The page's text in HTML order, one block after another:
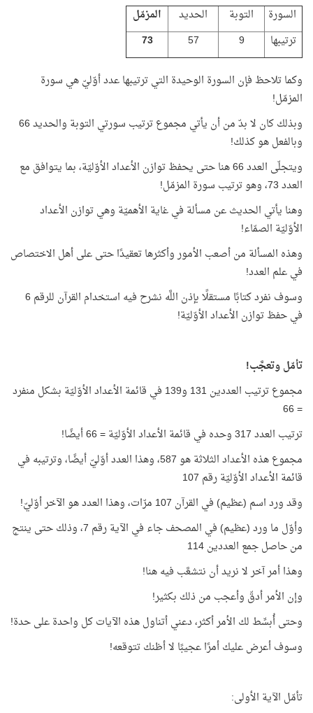
السورة
التوبة الحديد
المزمّل
ترتيبها
9
57
73
وكما تلاحظ فإن السورة الوحيدة التي ترتيبها عدد أوّليّ هي سورة
المزمّل!
وبذلك كان لا بدّ من أن يأتي مجموع ترتيب سورتي التوبة والحديد 66
وبالفعل هو كذلك!
ويتجلّى العدد 66 هنا حتى يحفظ توازن الأعداد الأوّليّة، بما يتوافق مع
العدد 73، وهو ترتيب سورة المزمّل!
وهنا يأتي الحديث عن مسألة في غاية الأهميّة وهي توازن الأعداد
الأوّليّة الصمّاء!
وهذه المسألة من أصعب الأمور وأكثرها تعقيدًا حتى على أهل الاختصاص
في علم العدد!
وسوف نفرد كتابًا مستقلًا بإذن اللَّه نشرح فيه استخدام القرآن للرقم 6
في حفظ توازن الأعداد الأوّليّة!
تأمّل وتعجَّب!
مجموع ترتيب العددين 131 و139 في قائمة الأعداد الأوّليّة بشكل منفرد
= 66
ترتيب العدد 317 وحده في قائمة الأعداد الأوّليّة = 66 أيضًا!
مجموع هذه الأعداد الثلاثة هو 587، وهذا العدد أوّليّ أيضًا، وترتيبه في
قائمة الأعداد الأوّليّة رقم 107
وقد ورد اسم (عظيم) في القرآن 107 مرّات، وهذا العدد هو الآخر أوّليّ!
وأوّل ما ورد (عظيم) في المصحف جاء في الآية رقم 7، وذلك حتى ينتج
من حاصل جمع العددين 114
وهذا أمر آخر لا نريد أن نتشعَّب فيه هنا!
وإن الأمر أدقّ وأعجب من ذلك بكثير!
وحتى أُبسِّط لك الأمر أكثر، دعني أتناول هذه الآيات كل واحدة على حدة!
وسوف أعرض عليك أمرًا عجيبًا لا أظنك تتوقعه!
تأمّل الآية الأولى: